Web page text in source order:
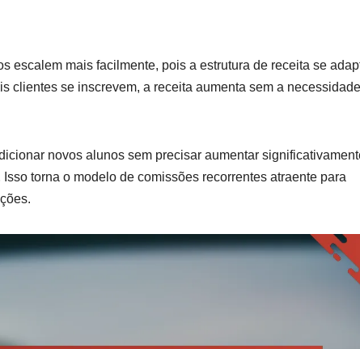
escalem mais facilmente, pois a estrutura de receita se
clientes se inscrevem, a receita aumenta sem a necessidade
novos alunos sem precisar aumentar
torna o modelo de comissões recorrentes atraente para